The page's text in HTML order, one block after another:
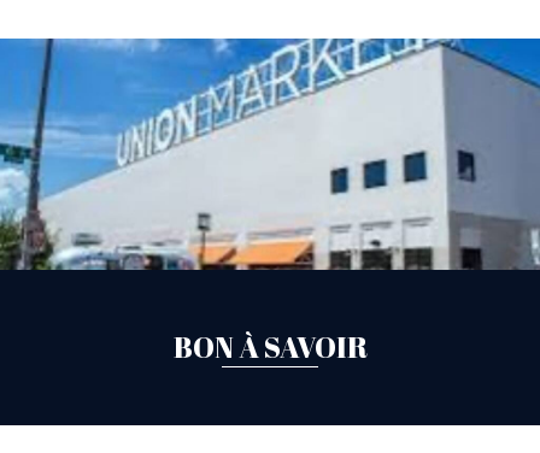
BON À SAVOIR